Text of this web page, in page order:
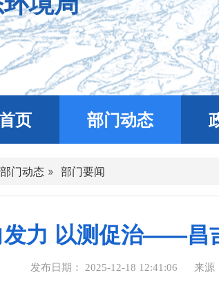
页 部门动态
部门动态 » 部门要闻
力 以测促治——昌
发布日期： 2025-12-18 12:41:06 来源